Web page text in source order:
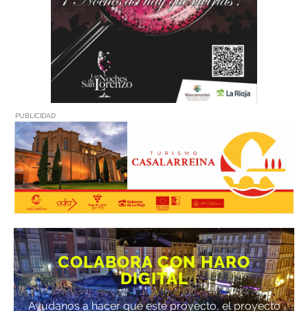
PUBLICIDAD
COLABORA CON HARO
DIGITAL
Ayúdanos a hacer que este proyecto, el proyecto